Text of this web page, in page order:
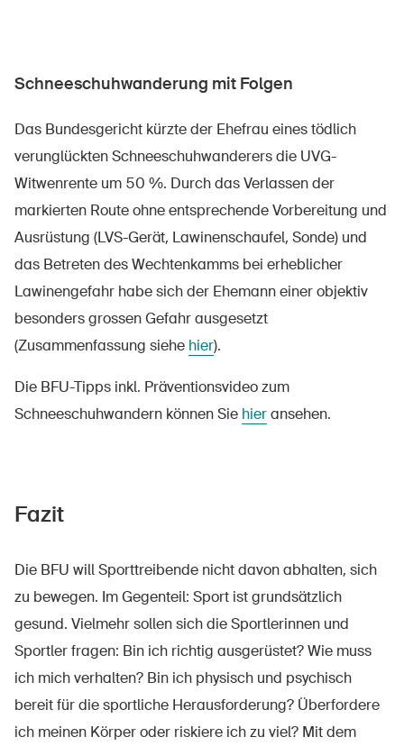
FR IT EN
Newsletter abonnieren
Schneeschuhwanderung mit Folgen
Das Bundesgericht kürzte der Ehefrau eines tödlich
verunglückten Schneeschuhwanderers die UVG-
Witwenrente um 50 %. Durch das Verlassen der
markierten Route ohne entsprechende Vorbereitung und
Ausrüstung (LVS-Gerät, Lawinenschaufel, Sonde) und
das Betreten des Wechtenkamms bei erheblicher
Lawinengefahr habe sich der Ehemann einer objektiv
besonders grossen Gefahr ausgesetzt
(Zusammenfassung siehe hier).
Die BFU-Tipps inkl. Präventionsvideo zum
Schneeschuhwandern können Sie hieransehen.​
​​Fazit
Die BFU will Sporttreibende nicht davon abhalten, sich
zu bewegen. Im Gegenteil: Sport ist grundsätzlich
gesund. Vielmehr sollen sich die Sportlerinnen und
Sportler fragen: Bin ich richtig ausgerüstet? Wie muss
ich mich verhalten? Bin ich physisch und psychisch
bereit für die sportliche Herausforderung? Überfordere
ich meinen Körper oder riskiere ich zu viel? Mit dem